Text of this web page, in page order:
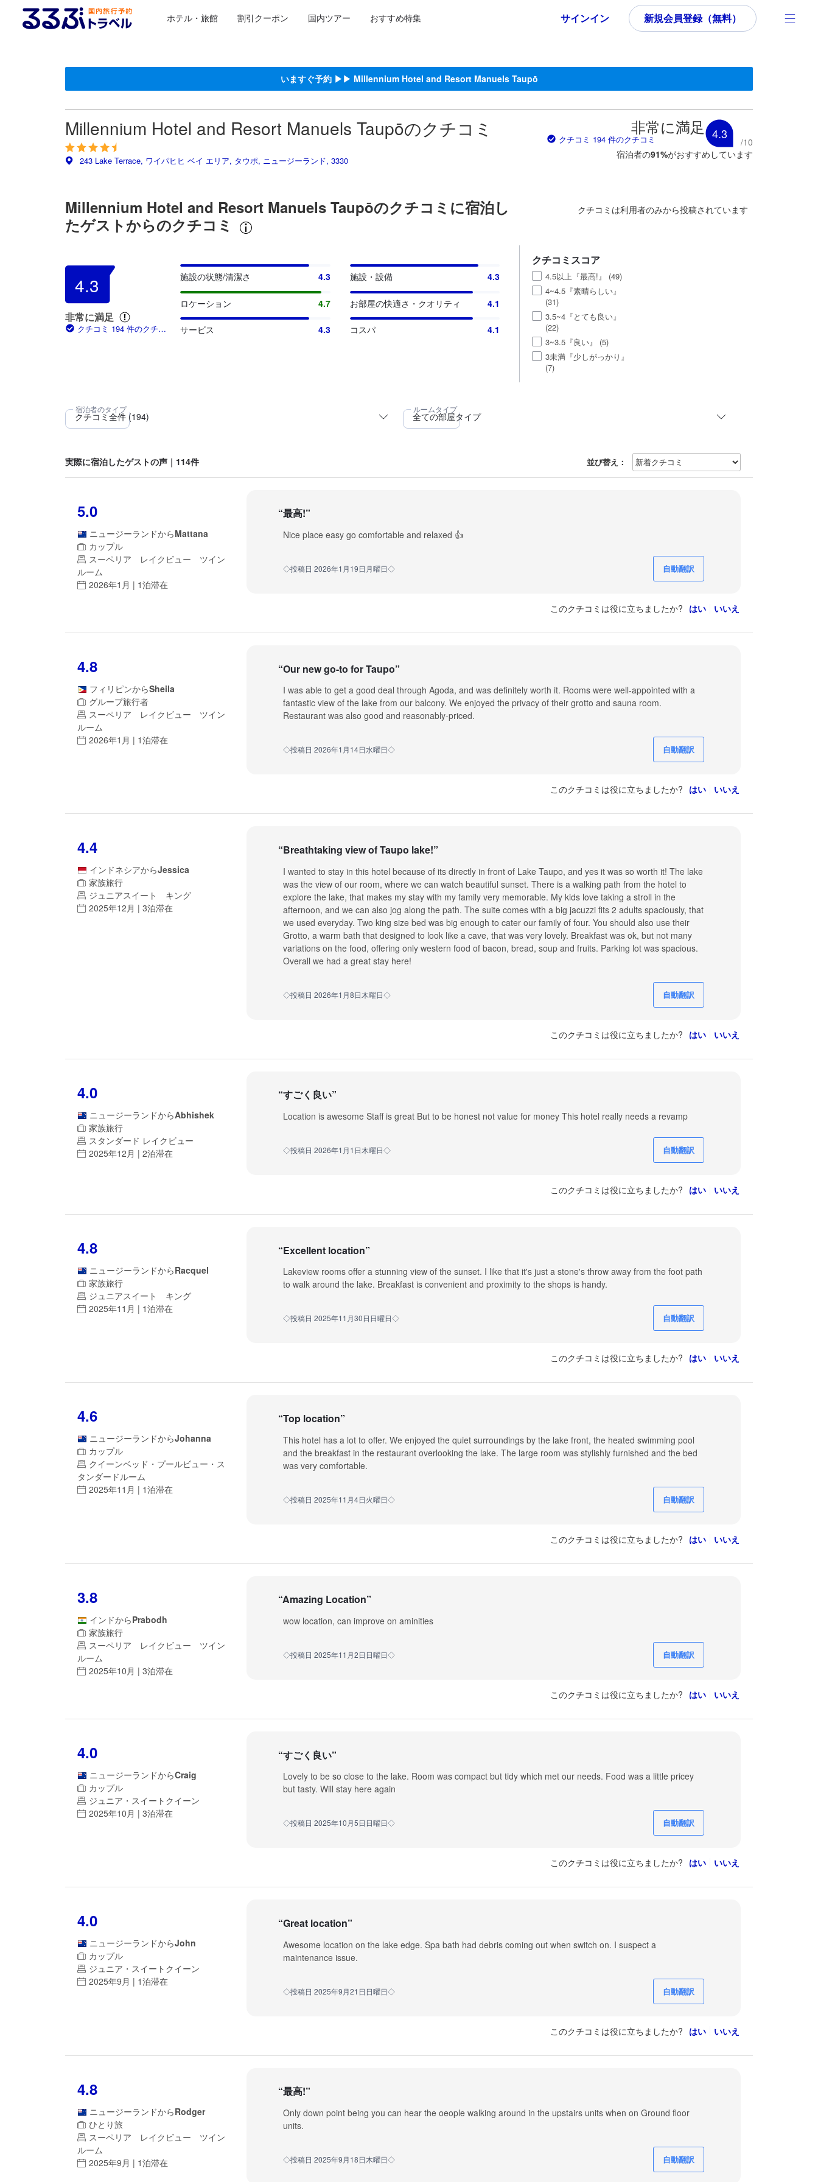
ホテル・旅館 割引クーポン 国内ツアー おすすめ特集 サインイン 新規会員登録（無料）
いますぐ予約 ▶▶ Millennium Hotel and Resort Manuels Taupō
Millennium Hotel and Resort Manuels Taupōのクチコミ
243 Lake Terrace, ワイパヒヒ ベイ エリア, タウポ, ニュージーランド, 3330
非常に満足
クチコミ 194 件のクチコミ 4.3
/10
宿泊者の91%がおすすめしています
Millennium Hotel and Resort Manuels Taupōのクチコミに宿泊し
たゲストからのクチコミ
クチコミは利用者のみから投稿されています
4.3
非常に満足
クチコミ 194 件のクチコ
施設の状態/清潔さ 4.3 施設・設備 4.3
ロケーション 4.7 お部屋の快適さ・クオリティ 4.1
サービス 4.3 コスパ 4.1
クチコミスコア
4.5以上『最高!』 (49)
4~4.5『素晴らしい』
(31)
3.5~4『とても良い』
(22)
3~3.5『良い』 (5)
3未満『少しがっかり』
(7)
実際に宿泊したゲストの声｜114件 並び替え：
5.0
ニュージーランドからMattana
カップル
スーペリア レイクビュー ツイン
ルーム
2026年1月 | 1泊滞在
“最高!”
Nice place easy go comfortable and relaxed 👍
◇投稿日 2026年1月19日月曜日◇ 自動翻訳
このクチコミは役に立ちましたか? はい いいえ
4.8
フィリピンからSheila
グループ旅行者
スーペリア レイクビュー ツイン
ルーム
2026年1月 | 1泊滞在
“Our new go-to for Taupo”
I was able to get a good deal through Agoda, and was definitely worth it. Rooms were well-appointed with a
fantastic view of the lake from our balcony. We enjoyed the privacy of their grotto and sauna room.
Restaurant was also good and reasonably-priced.
◇投稿日 2026年1月14日水曜日◇ 自動翻訳
このクチコミは役に立ちましたか? はい いいえ
4.4
インドネシアからJessica
家族旅行
ジュニアスイート キング
2025年12月 | 3泊滞在
“Breathtaking view of Taupo lake!”
I wanted to stay in this hotel because of its directly in front of Lake Taupo, and yes it was so worth it! The lake
was the view of our room, where we can watch beautiful sunset. There is a walking path from the hotel to
explore the lake, that makes my stay with my family very memorable. My kids love taking a stroll in the
afternoon, and we can also jog along the path. The suite comes with a big jacuzzi fits 2 adults spaciously, that
we used everyday. Two king size bed was big enough to cater our family of four. You should also use their
Grotto, a warm bath that designed to look like a cave, that was very lovely. Breakfast was ok, but not many
variations on the food, offering only western food of bacon, bread, soup and fruits. Parking lot was spacious.
Overall we had a great stay here!
◇投稿日 2026年1月8日木曜日◇ 自動翻訳
このクチコミは役に立ちましたか? はい いいえ
4.0
ニュージーランドからAbhishek
家族旅行
スタンダード レイクビュー
2025年12月 | 2泊滞在
“すごく良い”
Location is awesome Staff is great But to be honest not value for money This hotel really needs a revamp
◇投稿日 2026年1月1日木曜日◇ 自動翻訳
このクチコミは役に立ちましたか? はい いいえ
4.8
ニュージーランドからRacquel
家族旅行
ジュニアスイート キング
2025年11月 | 1泊滞在
“Excellent location”
Lakeview rooms offer a stunning view of the sunset. I like that it's just a stone's throw away from the foot path
to walk around the lake. Breakfast is convenient and proximity to the shops is handy.
◇投稿日 2025年11月30日日曜日◇ 自動翻訳
このクチコミは役に立ちましたか? はい いいえ
4.6
ニュージーランドからJohanna
カップル
クイーンベッド・プールビュー・ス
タンダードルーム
2025年11月 | 1泊滞在
“Top location”
This hotel has a lot to offer. We enjoyed the quiet surroundings by the lake front, the heated swimming pool
and the breakfast in the restaurant overlooking the lake. The large room was stylishly furnished and the bed
was very comfortable.
◇投稿日 2025年11月4日火曜日◇ 自動翻訳
このクチコミは役に立ちましたか? はい いいえ
3.8
インドからPrabodh
家族旅行
スーペリア レイクビュー ツイン
ルーム
2025年10月 | 3泊滞在
“Amazing Location”
wow location, can improve on aminities
◇投稿日 2025年11月2日日曜日◇ 自動翻訳
このクチコミは役に立ちましたか? はい いいえ
4.0
ニュージーランドからCraig
カップル
ジュニア・スイートクイーン
2025年10月 | 3泊滞在
“すごく良い”
Lovely to be so close to the lake. Room was compact but tidy which met our needs. Food was a little pricey
but tasty. Will stay here again
◇投稿日 2025年10月5日日曜日◇ 自動翻訳
このクチコミは役に立ちましたか? はい いいえ
4.0
ニュージーランドからJohn
カップル
ジュニア・スイートクイーン
2025年9月 | 1泊滞在
“Great location”
Awesome location on the lake edge. Spa bath had debris coming out when switch on. I suspect a
maintenance issue.
◇投稿日 2025年9月21日日曜日◇ 自動翻訳
このクチコミは役に立ちましたか? はい いいえ
4.8
ニュージーランドからRodger
ひとり旅
スーペリア レイクビュー ツイン
ルーム
2025年9月 | 1泊滞在
“最高!”
Only down point being you can hear the oeople walking around in the upstairs units when on Ground floor
units.
◇投稿日 2025年9月18日木曜日◇ 自動翻訳